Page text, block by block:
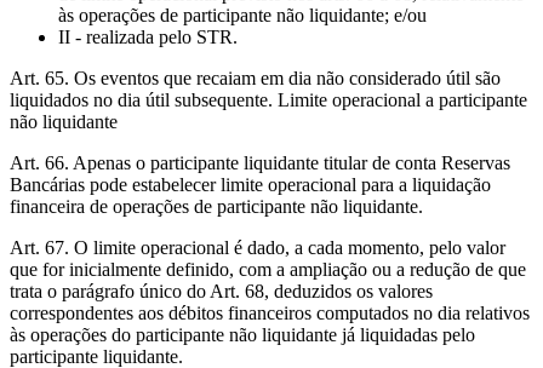
às operações de participante não liquidante; e/ou
II - realizada pelo STR.
Art. 65. Os eventos que recaiam em dia não considerado útil são
liquidados no dia útil subsequente. Limite operacional a participante
não liquidante
Art. 66. Apenas o participante liquidante titular de conta Reservas
Bancárias pode estabelecer limite operacional para a liquidação
financeira de operações de participante não liquidante.
Art. 67. O limite operacional é dado, a cada momento, pelo valor
que for inicialmente definido, com a ampliação ou a redução de que
trata o parágrafo único do Art. 68, deduzidos os valores
correspondentes aos débitos financeiros computados no dia relativos
às operações do participante não liquidante já liquidadas pelo
participante liquidante.